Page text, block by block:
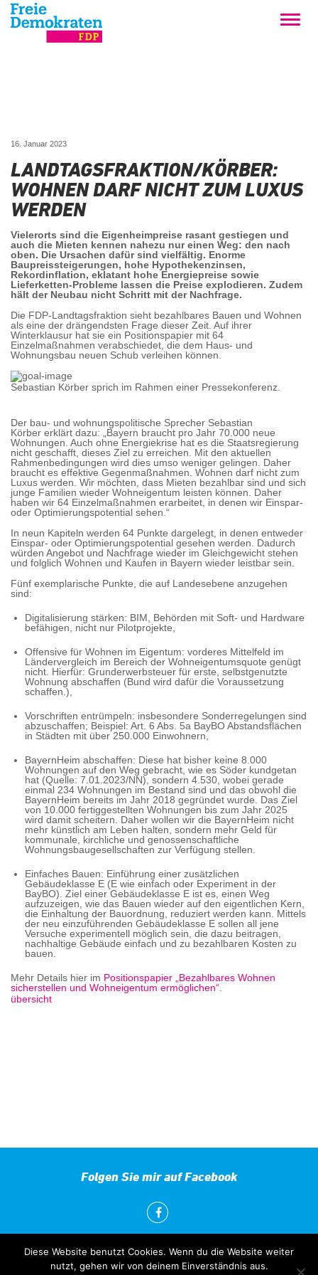
16. Januar 2023
LANDTAGSFRAKTION/KÖRBER:
WOHNEN DARF NICHT ZUM LUXUS
WERDEN
Vielerorts sind die Eigenheimpreise rasant gestiegen und
auch die Mieten kennen nahezu nur einen Weg: den nach
oben. Die Ursachen dafür sind vielfältig. Enorme
Baupreissteigerungen, hohe Hypothekenzinsen,
Rekordinflation, eklatant hohe Energiepreise sowie
Lieferketten-Probleme lassen die Preise explodieren. Zudem
hält der Neubau nicht Schritt mit der Nachfrage.
Die FDP-Landtagsfraktion sieht bezahlbares Bauen und Wohnen
als eine der drängendsten Frage dieser Zeit. Auf ihrer
Winterklausur hat sie ein Positionspapier mit 64
Einzelmaßnahmen verabschiedet, die dem Haus- und
Wohnungsbau neuen Schub verleihen können.
Sebastian Körber sprich im Rahmen einer Pressekonferenz.
Der bau- und wohnungspolitische Sprecher Sebastian
Körber erklärt dazu: „Bayern braucht pro Jahr 70.000 neue
Wohnungen. Auch ohne Energiekrise hat es die Staatsregierung
nicht geschafft, dieses Ziel zu erreichen. Mit den aktuellen
Rahmenbedingungen wird dies umso weniger gelingen. Daher
braucht es effektive Gegenmaßnahmen. Wohnen darf nicht zum
Luxus werden. Wir möchten, dass Mieten bezahlbar sind und sich
junge Familien wieder Wohneigentum leisten können. Daher
haben wir 64 Einzelmaßnahmen erarbeitet, in denen wir Einspar-
oder Optimierungspotential sehen.“
In neun Kapiteln werden 64 Punkte dargelegt, in denen entweder
Einspar- oder Optimierungspotential gesehen werden. Dadurch
würden Angebot und Nachfrage wieder im Gleichgewicht stehen
und folglich Wohnen und Kaufen in Bayern wieder leistbar sein.
Fünf exemplarische Punkte, die auf Landesebene anzugehen
sind:
Digitalisierung stärken: BIM, Behörden mit Soft- und Hardware
befähigen, nicht nur Pilotprojekte,
Offensive für Wohnen im Eigentum: vorderes Mittelfeld im
Ländervergleich im Bereich der Wohneigentumsquote genügt
nicht. Hierfür: Grunderwerbsteuer für erste, selbstgenutzte
Wohnung abschaffen (Bund wird dafür die Voraussetzung
schaffen.),
Vorschriften entrümpeln: insbesondere Sonderregelungen sind
abzuschaffen; Beispiel: Art. 6 Abs. 5a BayBO Abstandsflächen
in Städten mit über 250.000 Einwohnern,
BayernHeim abschaffen: Diese hat bisher keine 8.000
Wohnungen auf den Weg gebracht, wie es Söder kundgetan
hat (Quelle: 7.01.2023/NN), sondern 4.530, wobei gerade
einmal 234 Wohnungen im Bestand sind und das obwohl die
BayernHeim bereits im Jahr 2018 gegründet wurde. Das Ziel
von 10.000 fertiggestellten Wohnungen bis zum Jahr 2025
wird damit scheitern. Daher wollen wir die BayernHeim nicht
mehr künstlich am Leben halten, sondern mehr Geld für
kommunale, kirchliche und genossenschaftliche
Wohnungsbaugesellschaften zur Verfügung stellen.
Einfaches Bauen: Einführung einer zusätzlichen
Gebäudeklasse E (E wie einfach oder Experiment in der
BayBO). Ziel einer Gebäudeklasse E ist es, einen Weg
aufzuzeigen, wie das Bauen wieder auf den eigentlichen Kern,
die Einhaltung der Bauordnung, reduziert werden kann. Mittels
der neu einzuführenden Gebäudeklasse E sollen all jene
Versuche experimentell möglich sein, die dazu beitragen,
nachhaltige Gebäude einfach und zu bezahlbaren Kosten zu
bauen.
Mehr Details hier im Positionspapier „Bezahlbares Wohnen
sicherstellen und Wohneigentum ermöglichen“.
übersicht
Folgen Sie mir auf Facebook
Diese Website benutzt Cookies. Wenn du die Website weiter
nutzt, gehen wir von deinem Einverständnis aus.